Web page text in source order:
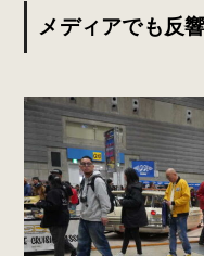
メディアでも反